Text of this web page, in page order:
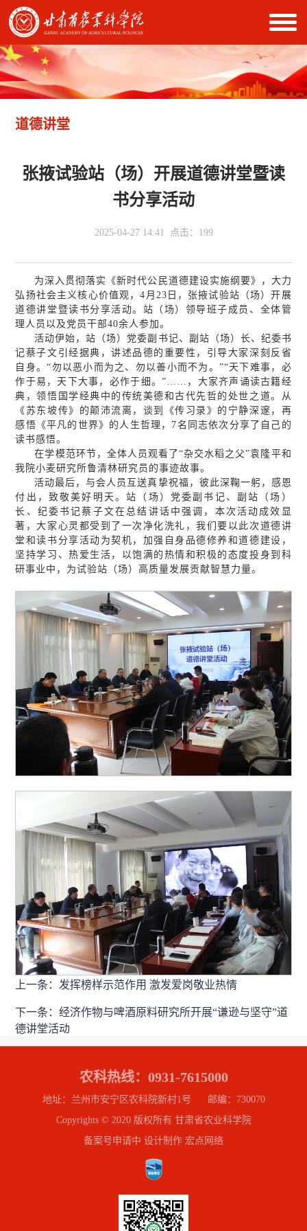
道德讲堂
张掖试验站（场）开展道德讲堂暨读
书分享活动
2025-04-27 14:41 点击： 199
为深入贯彻落实《新时代公民道德建设实施纲要》，大力
弘扬社会主义核心价值观，4月23日，张掖试验站（场）开展
道德讲堂暨读书分享活动。站（场）领导班子成员、全体管
理人员以及党员干部40余人参加。
活动伊始，站（场）党委副书记、副站（场）长、纪委书
记蔡子文引经据典，讲述品德的重要性，引导大家深刻反省
自身。“勿以恶小而为之、勿以善小而不为。”“天下难事，必
作于易，天下大事，必作于细。”……，大家齐声诵读古籍经
典，领悟国学经典中的传统美德和古代先哲的处世之道。从
《苏东坡传》的颠沛流离，谈到《传习录》的宁静深邃，再
感悟《平凡的世界》的人生哲理，7名同志依次分享了自己的
读书感悟。
在学模范环节，全体人员观看了“杂交水稻之父”袁隆平和
我院小麦研究所鲁清林研究员的事迹故事。
活动最后，与会人员互送真挚祝福，彼此深鞠一躬，感恩
付出，致敬美好明天。站（场）党委副书记、副站（场）
长、纪委书记蔡子文在总结讲话中强调，本次活动成效显
著，大家心灵都受到了一次净化洗礼，我们要以此次道德讲
堂和读书分享活动为契机，加强自身品德修养和道德建设，
坚持学习、热爱生活，以饱满的热情和积极的态度投身到科
研事业中，为试验站（场）高质量发展贡献智慧力量。
上一条：发挥榜样示范作用 激发爱岗敬业热情
下一条：经济作物与啤酒原料研究所开展“谦逊与坚守”道
德讲堂活动
农科热线：0931-7615000
地址：兰州市安宁区农科院新村1号 邮编：730070
Copyrights © 2020 版权所有 甘肃省农业科学院
备案号申请中 设计制作 宏点网络